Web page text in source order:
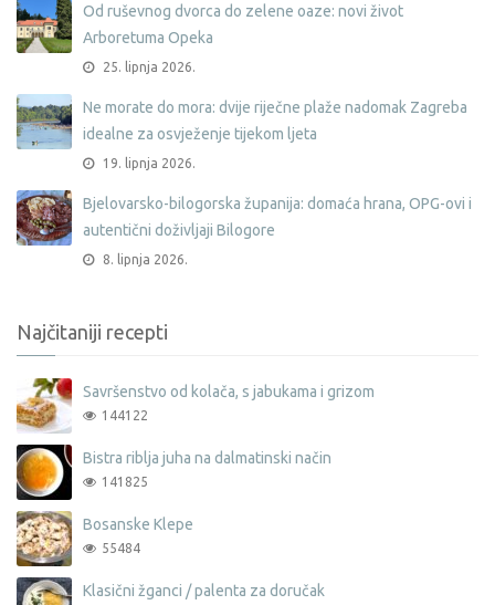
Od ruševnog dvorca do zelene oaze: novi život
Arboretuma Opeka
25. lipnja 2026.
Ne morate do mora: dvije riječne plaže nadomak Zagreba
idealne za osvježenje tijekom ljeta
19. lipnja 2026.
Bjelovarsko-bilogorska županija: domaća hrana, OPG-ovi i
autentični doživljaji Bilogore
8. lipnja 2026.
Najčitaniji recepti
Savršenstvo od kolača, s jabukama i grizom
144122
Bistra riblja juha na dalmatinski način
141825
Bosanske Klepe
55484
Klasični žganci / palenta za doručak